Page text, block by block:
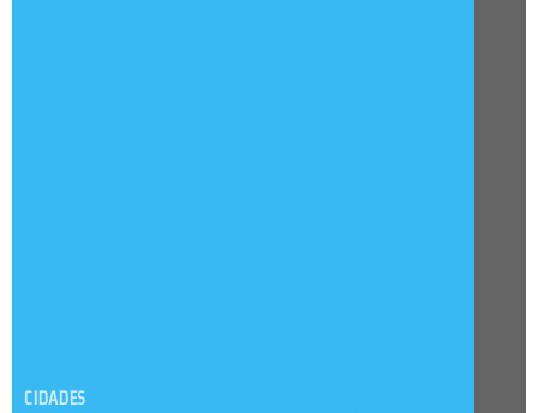
CIDADES